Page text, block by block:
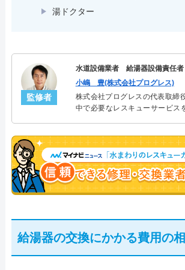
湯ドクター
監修者
水道設備業者 給湯器設備責任者
小嶋 豊(株式会社プログレス)
株式会社プログレスの代表取
中で必要なレスキューサービス
決。多くのお客様に信頼される
ャリスト。
給湯器の交換にかかる費用の